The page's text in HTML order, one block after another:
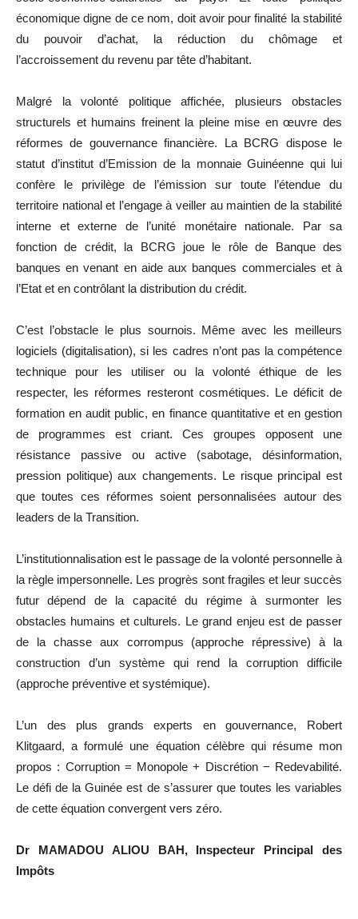
économique digne de ce nom, doit avoir pour finalité la stabilité
du pouvoir d’achat, la réduction du chômage et
l’accroissement du revenu par tête d’habitant.
Malgré la volonté politique affichée, plusieurs obstacles
structurels et humains freinent la pleine mise en œuvre des
réformes de gouvernance financière. La BCRG dispose le
statut d’institut d’Emission de la monnaie Guinéenne qui lui
confère le privilège de l’émission sur toute l’étendue du
territoire national et l’engage à veiller au maintien de la stabilité
interne et externe de l’unité monétaire nationale. Par sa
fonction de crédit, la BCRG joue le rôle de Banque des
banques en venant en aide aux banques commerciales et à
l’Etat et en contrôlant la distribution du crédit.
C’est l’obstacle le plus sournois. Même avec les meilleurs
logiciels (digitalisation), si les cadres n’ont pas la compétence
technique pour les utiliser ou la volonté éthique de les
respecter, les réformes resteront cosmétiques. Le déficit de
formation en audit public, en finance quantitative et en gestion
de programmes est criant. Ces groupes opposent une
résistance passive ou active (sabotage, désinformation,
pression politique) aux changements. Le risque principal est
que toutes ces réformes soient personnalisées autour des
leaders de la Transition.
L’institutionnalisation est le passage de la volonté personnelle à
la règle impersonnelle. Les progrès sont fragiles et leur succès
futur dépend de la capacité du régime à surmonter les
obstacles humains et culturels. Le grand enjeu est de passer
de la chasse aux corrompus (approche répressive) à la
construction d’un système qui rend la corruption difficile
(approche préventive et systémique).
L’un des plus grands experts en gouvernance, Robert
Klitgaard, a formulé une équation célèbre qui résume mon
propos : Corruption = Monopole + Discrétion − Redevabilité.
Le défi de la Guinée est de s’assurer que toutes les variables
de cette équation convergent vers zéro.
Dr MAMADOU ALIOU BAH, Inspecteur Principal des
Impôts